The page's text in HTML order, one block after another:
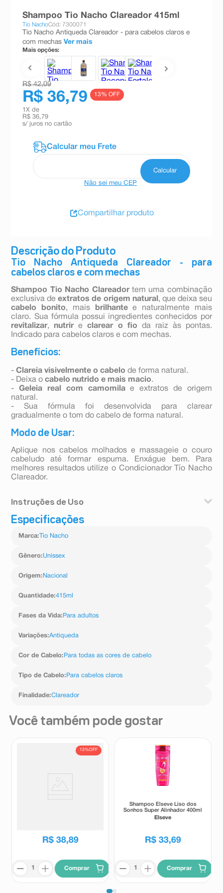
Descrição do Produto
Tio Nacho Antiqueda Clareador - para
cabelos claros e com mechas
Shampoo Tio Nacho Clareadortem uma combinação
exclusiva deextratos de origem natural , que deixa seu
cabelo bonito, mais brilhantee naturalmente mais
claro. Sua fórmula possui ingredientes conhecidos por
revitalizar, nutrire clarear o fio da raiz às pontas.
Indicado para cabelos claros e com mechas.
Benefícios:
-Clareia visivelmente o cabelo de forma natural.
- Deixa ocabelo nutrido e mais macio.
-Geleia real com camomilae extratos de origem
natural.
- Sua fórmula foi desenvolvida para clarear
gradualmente o tom do cabelo de forma natural.
Modo de Usar:
Aplique nos cabelos molhados e massageie o couro
cabeludo até formar espuma. Enxágue bem. Para
melhores resultados utilize o Condicionador Tío Nacho
Clareador.
Instruções de Uso
Aplique o produto sobre o cabelo molhado distribuindo
cabeludo. Enxágue. Para melhores resultados, repita a
Especificações
Marca: Tio Nacho
Gênero:Unissex
Origem: Nacional
Quantidade:415ml
Fases da Vida: Para adultos
Variações:Antiqueda
Cor de Cabelo: Para todas as cores de cabelo
Tipo de Cabelo: Para cabelos claros
Finalidade:Clareador
Shampoo Tio Nacho Clareador 415ml
Tio NachoCód: 7300071
Tio Nacho Antiqueda Clareador - para cabelos claros e
com mechas Ver mais
Mais opções:
R$ 42,09
R$ 36,79 13% OFF
1 X de
R$ 36,79
s/ juros no cartão
Não sei meu CEP
Compartilhar produto
Você também pode gostar
13%OFF
R$ 38,89
Comprar
Shampoo Elseve Liso dos
Sonhos Super Alinhador 400ml
Elseve
R$ 33,69
Comprar
teste gravidez
esmalte
10ºabsorvente